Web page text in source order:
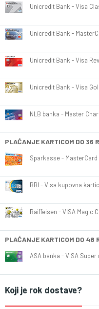
Unicredit Bank - Visa
Unicredit Bank -
Unicredit Bank - Visa
Unicredit Bank - Visa
NLB banka - Master
PLAĆANJE KARTICOM DO 36
Sparkasse -
BBI - Visa kupovna
Raiffeisen - VISA Magic
PLAĆANJE KARTICOM DO 48
ASA banka - VISA
Koji je rok dostave?